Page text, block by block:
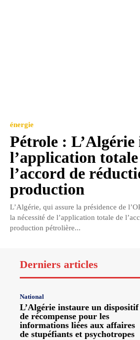
énergie
Pétrole : L’Algérie
l’application
l’accord de
production
L’Algérie, qui assure la présidence de
la nécessité de l’application totale de
production pétrolière...
Derniers articles
National
L’Algérie instaure un dispositif
de récompense pour les
informations liées aux affaires
de stupéfiants et psychotropes